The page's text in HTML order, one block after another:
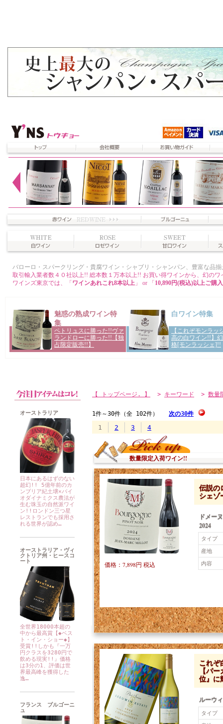
オーストラリア
日本にあるはずのない
超幻!! 5億年前のカ
ンブリア紀土壌×バイ
オダイナミクス農法が
生む珠玉の自然派ワイ
ン!!ロンドン三つ星
レストランでも採用さ
れる世界が認め…
オーストラリア・ヴィ
クトリア州・ヒースコ
ート
全世界18000本超の
中から最高賞【◆ベス
ト・イン・ショー◆】
受賞!!しかも『一万
円クラスを3280円で
飲める現実!!』価格
は3分の1、評価は世
界最高峰を獲得した
逸…
フランス ブルゴーニ
ュ
【 トップページ. 】 > キーワード > 数量
数量限定入荷ワイン!!
伝説の
シェゾ
ドメー
2024
タイプ
産地
内容
価格：7,898円 税込
これぞ
【パ
位』に
ルーウ
タイプ